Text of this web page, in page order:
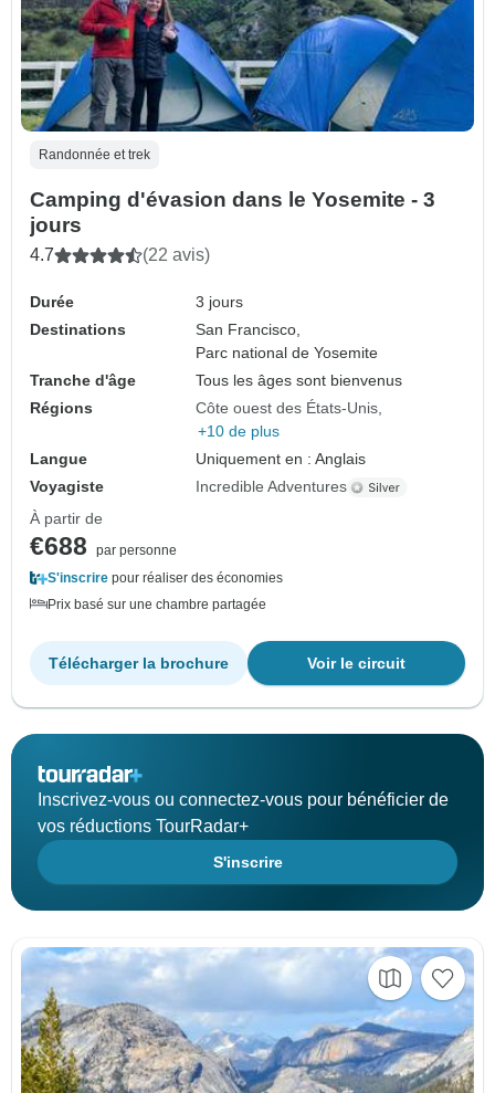
Randonnée et trek
Camping d'évasion dans le Yosemite - 3
jours
4.7 (22 avis)
Durée
3 jours
Destinations
San Francisco,
Parc national de Yosemite
Tranche d'âge
Tous les âges sont bienvenus
Régions
Côte ouest des États-Unis
+10 de plus
Langue
Uniquement en : Anglais
Voyagiste
Incredible Adventures
À partir de
€688
par personne
S'inscrire pour réaliser des économies
Prix basé sur une chambre partagée
Voir le circuit
Télécharger la brochure
Inscrivez-vous ou connectez-vous pour bénéficier de
vos réductions TourRadar+
S'inscrire